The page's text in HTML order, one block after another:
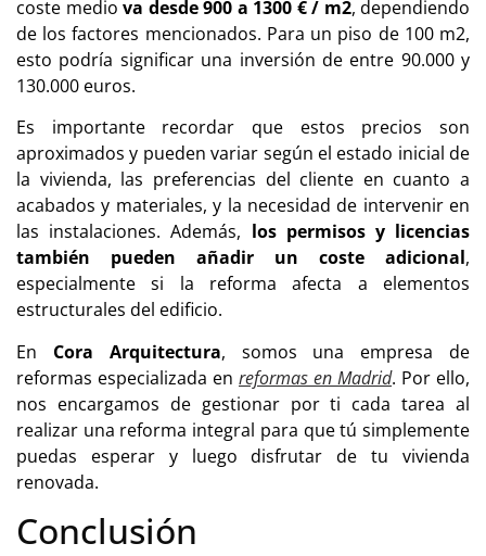
coste medio va desde 900 a 1300 € / m2, dependiendo
de los factores mencionados. Para un piso de 100 m2,
esto podría significar una inversión de entre 90.000 y
130.000 euros.
Es importante recordar que estos precios son
aproximados y pueden variar según el estado inicial de
la vivienda, las preferencias del cliente en cuanto a
acabados y materiales, y la necesidad de intervenir en
las instalaciones. Además, los permisos y licencias
también pueden añadir un coste adicional,
especialmente si la reforma afecta a elementos
estructurales del edificio.
En Cora Arquitectura, somos una empresa de
reformas especializada en reformas en Madrid. Por ello,
nos encargamos de gestionar por ti cada tarea al
realizar una reforma integral para que tú simplemente
puedas esperar y luego disfrutar de tu vivienda
renovada.
Conclusión